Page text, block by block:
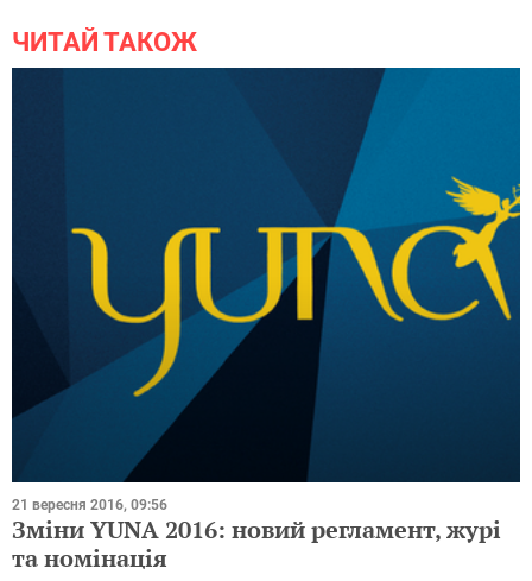
ЧИТАЙ ТАКОЖ
21 вересня 2016, 09:56
Зміни YUNA 2016: новий регламент, журі
та номінація